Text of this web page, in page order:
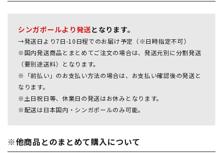
シンガポールより発送となります。
→発送日より7日-10日程でのお届け予定（※日時指定不可）
※国内発送商品とまとめてご注文の場合は、発送元別に分割発送
（要別途送料）となります。
※「前払い」のお支払い方法の場合は、お支払い確認後の発送と
なります。
※土日祝日等、休業日の発送はお休みとなります。
※配送は日本国内・シンガポールのみ可能。
※他商品とのまとめて購入について